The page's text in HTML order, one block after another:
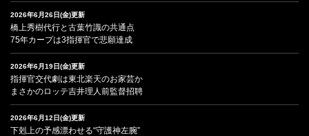
2026年6月26日(金)更新
橋上秀樹代行と古葉竹識の共通点
75年カープは3指揮官で悲願達成
2026年6月19日(金)更新
指揮官交代劇は東北楽天のお家芸か
まさかのロッテ吉井理人前監督招聘
2026年6月12日(金)更新
下剋上の予感漂わせる“守護神左腕”